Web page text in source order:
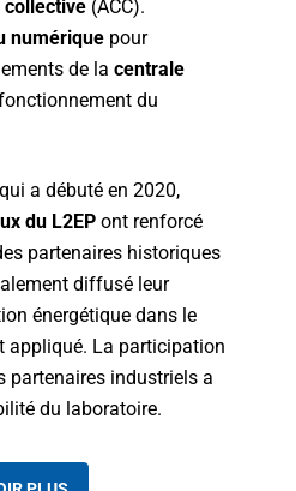
(ACC).
numérique pour
de la centrale
du
a débuté en 2020,
du L2EP ont renforcé
partenaires historiques
diffusé leur
énergétique dans le
appliqué. La participation
partenaires industriels a
du laboratoire.